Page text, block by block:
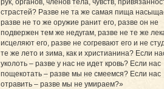
страстей? Разве не та же самая пища
разве не то же оружие ранит его, разве он не
подвержен тем же недугам, разве не те же
исцеляют его, разве не согревают его и не
те же лето и зима, как и христианина? Если
уколоть – разве у нас не идет кровь? Если нас
пощекотать – разве мы не смеемся? Если нас
отравить – разве мы не умираем?»